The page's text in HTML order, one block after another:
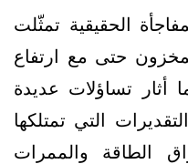
الحقيقية تمثّلت
حتى مع ارتفاع
أثار تساؤلات عديدة
التي تمتلكها
الطاقة والممرات